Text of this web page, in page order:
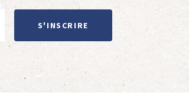
S'INSCRIRE